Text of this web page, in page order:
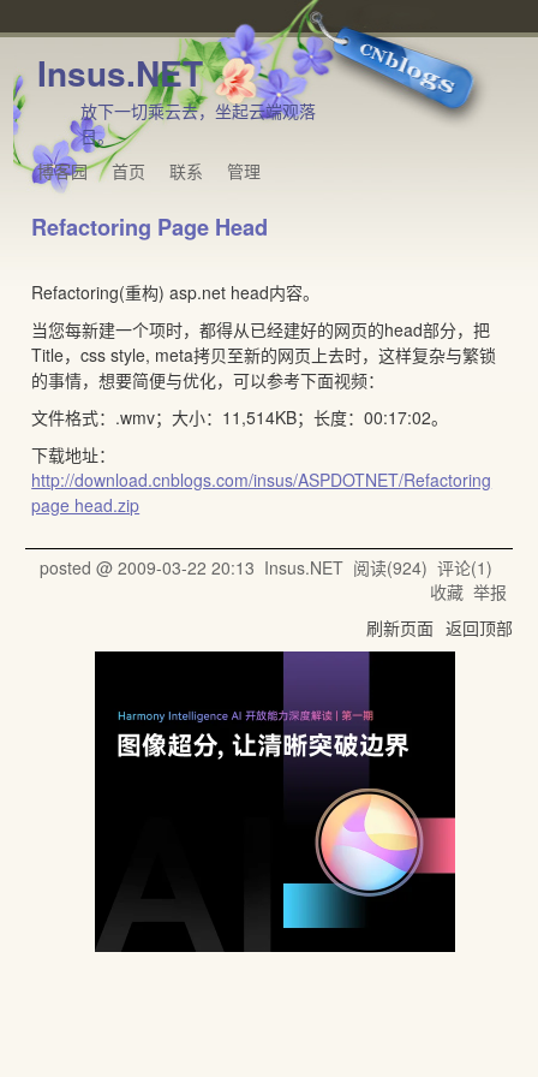
Insus.NET
放下一切乘云去，坐起云端观落
日。
博客园
首页 联系 管理
Refactoring Page Head
Refactoring(重构) asp.net head内容。
当您每新建一个项时，都得从已经建好的网页的head部分，把
Title，css style, meta拷贝至新的网页上去时，这样复杂与繁锁
的事情，想要简便与优化，可以参考下面视频：
文件格式：.wmv；大小：11,514KB；长度：00:17:02。
下载地址：
http://download.cnblogs.com/insus/ASPDOTNET/Refactoring
page head.zip
posted @ 2009-03-22 20:13 Insus.NET阅读(924) 评论(1)
收藏 举报
刷新页面 返回顶部